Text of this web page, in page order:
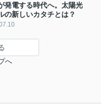
発電する時代へ。太陽光
の新しいカタチとは？
へ